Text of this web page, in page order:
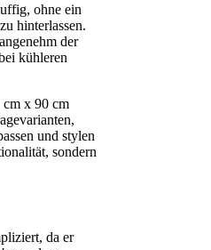
ohne ein
hinterlassen.
der
kühleren
x 90 cm
und stylen
sondern
da er